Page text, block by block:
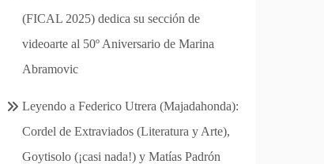
(FICAL 2025) dedica su sección de
videoarte al 50º Aniversario de Marina
Abramovic
Leyendo a Federico Utrera (Majadahonda):
Cordel de Extraviados (Literatura y Arte),
Goytisolo (¡casi nada!) y Matías Padrón